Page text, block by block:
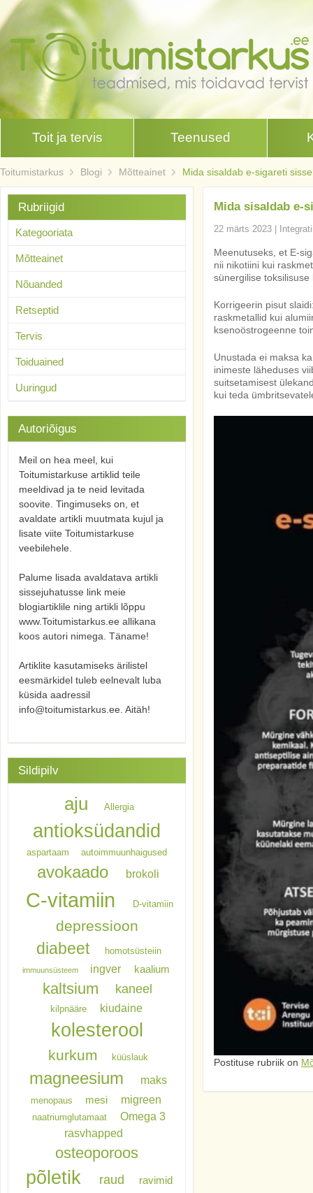
Toit ja tervis Teenused
Toitumistarkus Blogi Mõtteainet Mida sisaldab e-sigareti
Mida sisaldab e-
22 märts 2023
Meenutuseks, et E-
nii nikotiini kui
sünergilise
Korrigeerin pisut
raskmetallid kui
ksenoöstrogeenne
Unustada ei maksa
inimeste läheduses
suitsetamisest
kui teda
Postituse rubriik on
Rubriigid
Kategooriata
Mõtteainet
Nõuanded
Retseptid
Tervis
Toiduained
Uuringud
Autoriõigus
Meil on hea meel, kui
Toitumistarkuse artiklid teile
meeldivad ja te neid levitada
soovite. Tingimuseks on, et
avaldate artikli muutmata kujul ja
lisate viite Toitumistarkuse
veebilehele.
Palume lisada avaldatava artikli
sissejuhatusse link meie
blogiartiklile ning artikli lõppu
www.Toitumistarkus.ee allikana
koos autori nimega. Täname!
Artiklite kasutamiseks ärilistel
eesmärkidel tuleb eelnevalt luba
küsida aadressil
info@toitumistarkus.ee. Aitäh!
Sildipilv
aju Allergia
antioksüdandid
aspartaam autoimmuunhaigused
avokaado brokoli
C-vitamiin D-vitamiin
depressioon
diabeet homotsüsteiin
immuunsüsteem ingver kaalium
kaltsium kaneel
kilpnääre kiudaine
kolesterool
kurkum küüslauk
magneesium maks
menopaus mesi migreen
naatriumglutamaat
Omega 3
rasvhapped
osteoporoos
põletik raud ravimid